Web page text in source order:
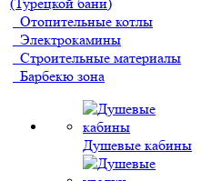
Отопительные котлы
Электрокамины
Строительные материалы
Барбекю зона
Душевые кабины